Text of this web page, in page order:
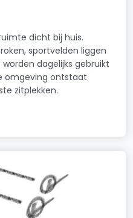
dicht bij huis.
sportvelden liggen
dagelijks gebruikt
omgeving ontstaat
zitplekken.